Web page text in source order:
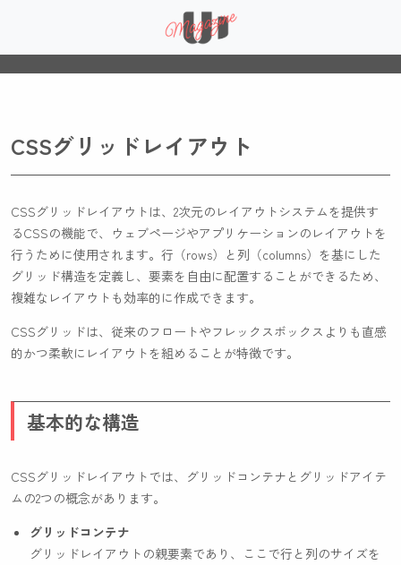
CSSグリッドレイアウト
CSSグリッドレイアウトは、2次元のレイアウトシステムを提供す
るCSSの機能で、ウェブページやアプリケーションのレイアウトを
行うために使用されます。行（rows）と列（columns）を基にした
グリッド構造を定義し、要素を自由に配置することができるため、
複雑なレイアウトも効率的に作成できます。
CSSグリッドは、従来のフロートやフレックスボックスよりも直感
的かつ柔軟にレイアウトを組めることが特徴です。
基本的な構造
CSSグリッドレイアウトでは、グリッドコンテナとグリッドアイテ
ムの2つの概念があります。
グリッドコンテナ
グリッドレイアウトの親要素であり、ここで行と列のサイズを